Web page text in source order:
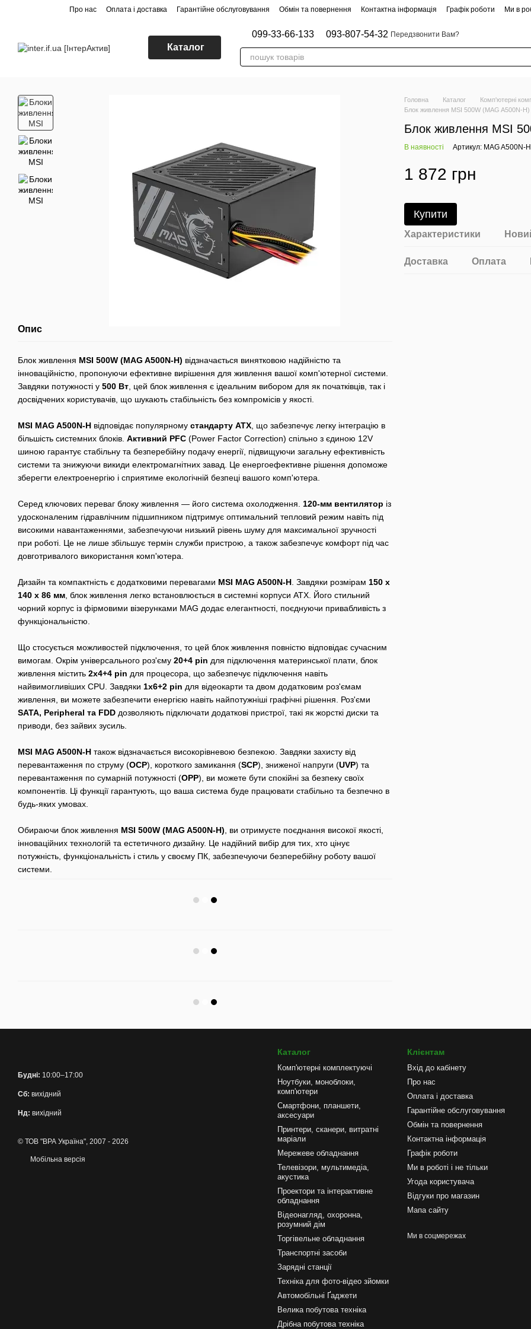
Перейти до основного контенту
Про нас Оплата і доставка Гарантійне обслуговування Обмін та повернення Контактна інформація Графік роботи Ми в
Каталог
099-33-66-133 093-807-54-32 Передзвонити Вам?
Опис
Блок живлення MSI 500W (MAG A500N-H) відзначається винятковою надійністю та
інноваційністю, пропонуючи ефективне вирішення для живлення вашої комп'ютерної системи.
Завдяки потужності у 500 Вт , цей блок живлення є ідеальним вибором для як початківців, так і
досвідчених користувачів, що шукають стабільність без компромісів у якості.
MSI MAG A500N-H відповідає популярному стандарту ATX , що забезпечує легку інтеграцію в
більшість системних блоків. Активний PFC (Power Factor Correction) спільно з єдиною 12V
шиною гарантує стабільну та безперебійну подачу енергії, підвищуючи загальну ефективність
системи та знижуючи викиди електромагнітних завад. Це енергоефективне рішення допоможе
зберегти електроенергію і сприятиме екологічній безпеці вашого комп'ютера.
Серед ключових переваг блоку живлення — його система охолодження. 120-мм вентилятор із
удосконаленим гідравлічним підшипником підтримує оптимальний тепловий режим навіть під
високими навантаженнями, забезпечуючи низький рівень шуму для максимальної зручності
при роботі. Це не лише збільшує термін служби пристрою, а також забезпечує комфорт під час
довготривалого використання комп'ютера.
Дизайн та компактність є додатковими перевагами MSI MAG A500N-H . Завдяки розмірам 150 x
140 x 86 мм , блок живлення легко встановлюється в системні корпуси ATX. Його стильний
чорний корпус із фірмовими візерунками MAG додає елегантності, поєднуючи привабливість з
функціональністю.
Що стосується можливостей підключення, то цей блок живлення повністю відповідає сучасним
вимогам. Окрім універсального роз'єму 20+4 pin для підключення материнської плати, блок
живлення містить 2x4+4 pin для процесора, що забезпечує підключення навіть
найвимогливіших CPU. Завдяки 1x6+2 pin для відеокарти та двом додатковим роз'ємам
живлення, ви можете забезпечити енергією навіть найпотужніші графічні рішення. Роз'єми
SATA, Peripheral та FDD дозволяють підключати додаткові пристрої, такі як жорсткі диски та
приводи, без зайвих зусиль.
MSI MAG A500N-H також відзначається високорівневою безпекою. Завдяки захисту від
перевантаження по струму (OCP), короткого замикання (SCP), зниженої напруги (UVP) та
перевантаження по сумарній потужності (OPP), ви можете бути спокійні за безпеку своїх
компонентів. Ці функції гарантують, що ваша система буде працювати стабільно та безпечно в
будь-яких умовах.
Обираючи блок живлення MSI 500W (MAG A500N-H) , ви отримуєте поєднання високої якості,
інноваційних технологій та естетичного дизайну. Це надійний вибір для тих, хто цінує
потужність, функціональність і стиль у своєму ПК, забезпечуючи безперебійну роботу вашої
системи.
Головна Каталог Комп'ютерні
Блок живлення MSI 500W (MAG A500N-H)
Блок живлення MSI
В наявності Артикул: MAG A500N-H
1 872 грн
Купити
Характеристики
Доставка Оплата
Будні: 10:00–17:00
Сб: вихідний
Нд: вихідний
© ТОВ "ВРА Україна", 2007 - 2026
Мобільна версія
Каталог
Комп'ютерні комплектуючі
Ноутбуки, моноблоки,
комп'ютери
Смартфони, планшети,
аксесуари
Принтери, сканери, витратні
маріали
Мережеве обладнання
Телевізори, мультимедіа,
акустика
Проектори та інтерактивне
обладнання
Відеонагляд, охоронна,
розумний дім
Торгівельне обладнання
Транспортні засоби
Зарядні станції
Техніка для фото-відео зйомки
Автомобільні Ґаджети
Велика побутова техніка
Дрібна побутова техніка
Клієнтам
Вхід до кабінету
Про нас
Оплата і доставка
Гарантійне обслуговування
Обмін та повернення
Контактна інформація
Графік роботи
Ми в роботі і не тільки
Угода користувача
Відгуки про магазин
Мапа сайту
Ми в соцмережах